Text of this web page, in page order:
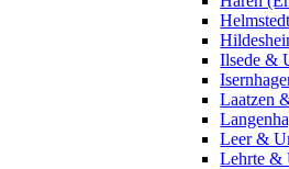
Ilsede &
Laatzen
Leer &
Lehrte &